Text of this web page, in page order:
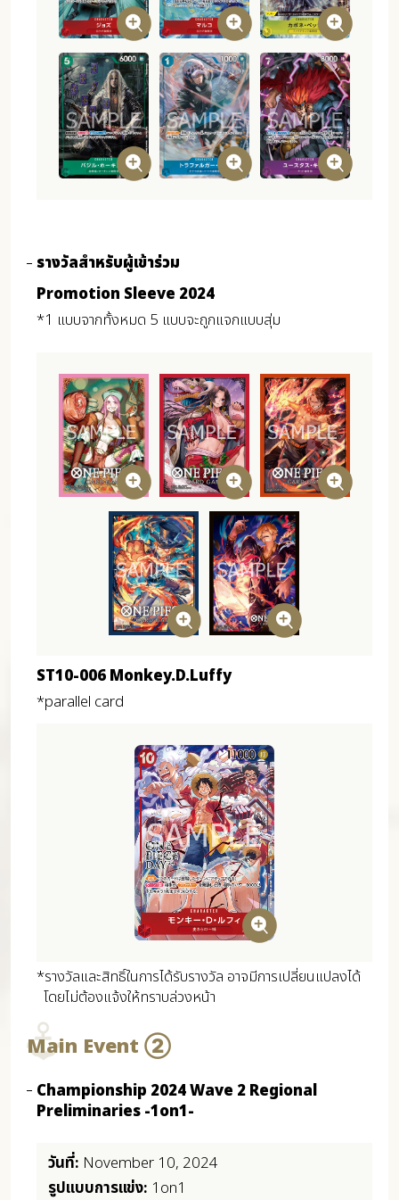
รางวัลสำหรับผู้เข้าร่วม
Promotion Sleeve 2024
*1 แบบจากทั้งหมด 5 แบบจะถูกแจกแบบสุ่ม
ST10-006 Monkey.D.Luffy
*parallel card
*รางวัลและสิทธิ์ในการได้รับรางวัล อาจมีการเปลี่ยนแปลงได้
โดยไม่ต้องแจ้งให้ทราบล่วงหน้า
Main Event ②
Championship 2024 Wave 2 Regional
Preliminaries -1on1-
วันที่: November 10, 2024
รูปแบบการแข่ง: 1on1